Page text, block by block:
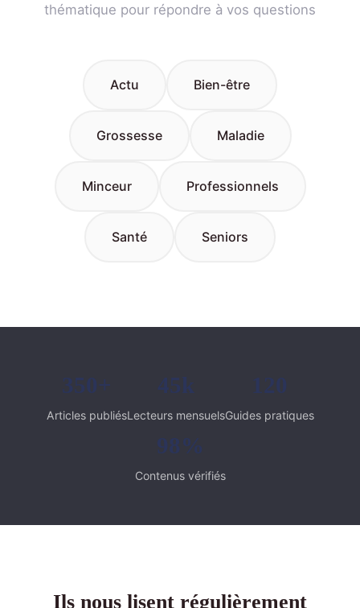
thématique pour répondre à vos questions
Actu Bien-être
Grossesse Maladie
Minceur Professionnels
Santé Seniors
350+
Articles publiés
45k
Lecteurs mensuels
120
Guides pratiques
98%
Contenus vérifiés
Ils nous lisent régulièrement